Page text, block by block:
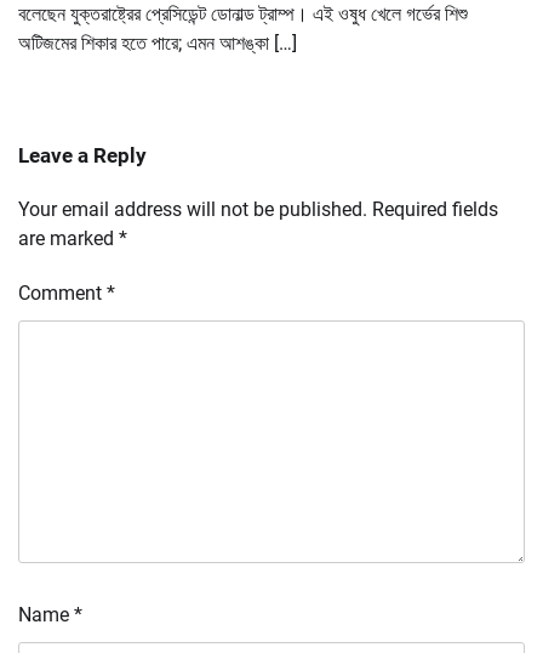
বলেছেন যুক্তরাষ্ট্রের প্রেসিডেন্ট ডোনাল্ড ট্রাম্প। এই ওষুধ খেলে গর্ভের শিশু
অটিজমের শিকার হতে পারে; এমন আশঙ্কা […]
Leave a Reply
Your email address will not be published. Required fields
are marked *
Comment *
Name *